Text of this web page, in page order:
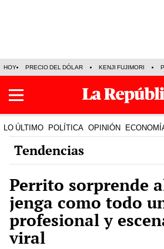
HOY PRECIO DEL DÓLAR KENJI FUJIMORI
LO ÚLTIMO POLÍTICA OPINIÓN
Tendencias
Perrito sorprende
jenga como todo
profesional y
viral